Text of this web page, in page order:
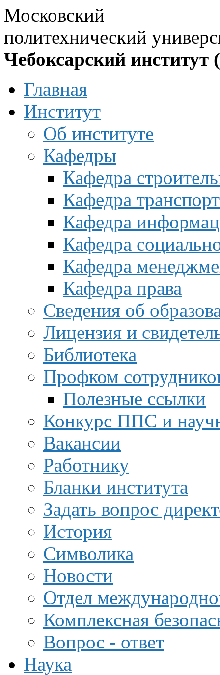
Московский
политехнический
Чебоксарский институт
Главная
Институт
Об институте
Кафедры
Кафедра
Кафедра
Кафедра
Кафедра
Кафедра
Кафедра права
Сведения об
Лицензия и
Библиотека
Профком
Полезные ссылки
Конкурс ППС и
Вакансии
Работнику
Бланки института
Задать вопрос
История
Символика
Новости
Отдел
Комплексная
Вопрос - ответ
Наука